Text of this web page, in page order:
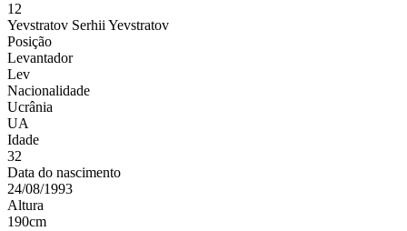
12
Yevstratov Serhii Yevstratov
Posição
Levantador
Lev
Nacionalidade
Ucrânia
UA
Idade
32
Data do nascimento
24/08/1993
Altura
190cm